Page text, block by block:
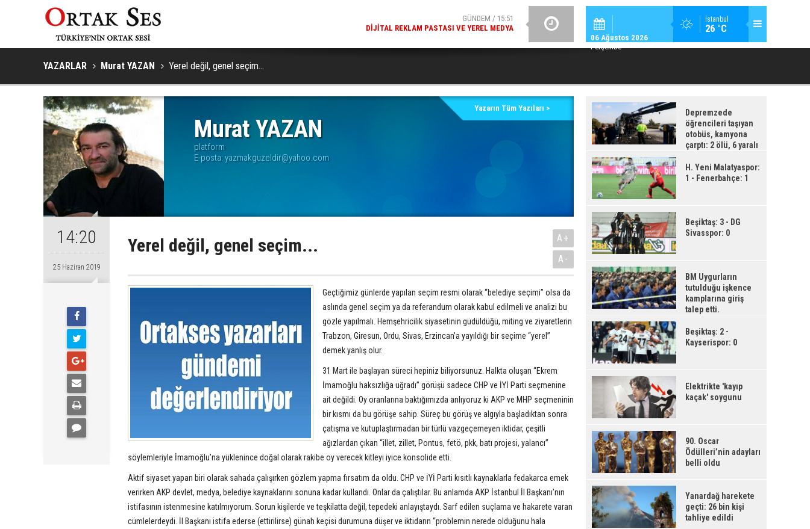
İstanbul
26 °C
06 Ağustos 2026
Perşembe
GÜNDEM / 15:51
DIJITAL REKLAM PASTASI VE YEREL MEDYA
GENÇLERBIRLIĞI SPOR KULÜBÜNDEN AÇIKLAMA
YAZARLAR Murat YAZAN Yerel değil, genel seçim...
Murat YAZAN
platform
E-posta: yazmakguzeldir@yahoo.com
Yazarın Tüm Yazıları >
14:20
25 Haziran 2019
Yerel değil, genel seçim...
A+
A-
Geçtiğimiz günlerde yapılan seçim resmi olarak “belediye seçimi” olsa da
aslında genel seçim ya da referandum olarak kabul edilmeli ve analizi bu
gözle yapılmalı. Hemşehricilik siyasetinin güdüldüğü, miting ve ziyaretlerin
Trabzon, Giresun, Ordu, Sivas, Erzincan’a yayıldığı bir seçime “yerel”
demek yanlış olur.
31 Mart ile başlayan süreci hepiniz biliyorsunuz. Halkta oluşan “Ekrem
İmamoğlu haksızlığa uğradı” görüşü sadece CHP ve İYİ Parti seçmenine
ait değildi. Oy oranlarına baktığımızda anlıyoruz ki AKP ve MHP seçmeninin
bir kısmı da bu görüşe sahip. Süreç bu görüş ve algıyla başladıktan sonra
çatışma ve kutuplaştırmadan bir türlü vazgeçemeyen iktidar, çeşitli
ağızlardan çıkan “illet, zillet, Pontus, fetö, pkk, batı projesi, yalancı”
söylemleriyle İmamoğlu’na yüklenince doğal olarak rakibe oy verecek kitleyi iyice konsolide etti.
Aktif siyaset yapan biri olarak sahada çalışırken gözlem yapma fırsatım da oldu. CHP ve İYİ Parti kısıtlı kaynaklarla fedakarca emek
verirken AKP devlet, medya, belediye kaynaklarını sonuna kadar kullandı. Onlar da çalıştılar. Bu anlamda AKP İstanbul İl Başkanı’nın
istifasının istenmesine katılmıyorum. Sorun kişilerde ve teşkilatta değil, tepedeki anlayıştaydı. Sarf edilen suçlama ve hakarete varan
cümlelerdeydi. İl Başkanı istifa ederse (ettirilirse) günah keçisi durumuna düşer ve iktidarın “problemin nerede olduğunu hala
Depremzede
öğrencileri taşıyan
otobüs, kamyona
çarptı: 2 ölü, 6 yaralı
H. Yeni Malatyaspor:
1 - Fenerbahçe: 1
Beşiktaş: 3 - DG
Sivasspor: 0
BM Uygurların
tutulduğu işkence
kamplarına giriş
talep etti.
Beşiktaş: 2 -
Kayserispor: 0
Elektrikte 'kayıp
kaçak' soygunu
90. Oscar
Ödülleri’nin adayları
belli oldu
Yanardağ harekete
geçti: 26 bin kişi
tahliye edildi